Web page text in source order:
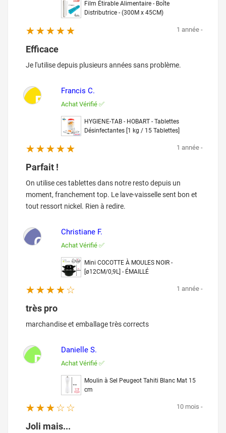
Film Étirable Alimentaire - Boîte
Distributrice - (300M x 45CM)
1 année -
Efficace
Je l'utilise depuis plusieurs années sans problème.
F
Francis C.
Achat Vérifié ✅
HYGIENE-TAB - HOBART - Tablettes
Désinfectantes [1 kg / 15 Tablettes]
1 année -
Parfait !
On utilise ces tablettes dans notre resto depuis un
moment, franchement top. Le lave-vaisselle sent bon et
tout ressort nickel. Rien à redire.
C
Christiane F.
Achat Vérifié ✅
Mini COCOTTE À MOULES NOIR -
[ø12CM/0,9L] - ÉMAILLÉ
1 année -
très pro
marchandise et emballage très corrects
D
Danielle S.
Achat Vérifié ✅
Moulin à Sel Peugeot Tahiti Blanc Mat 15
cm
10 mois -
Joli mais...